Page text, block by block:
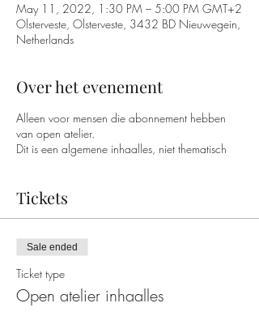
May 11, 2022, 1:30 PM – 5:00 PM GMT+2
Olsterveste, Olsterveste, 3432 BD Nieuwegein,
Netherlands
Over het evenement
Alleen voor mensen die abonnement hebben
van open atelier.
Dit is een algemene inhaalles, niet thematisch
Tickets
Sale ended
Ticket type
Open atelier inhaalles